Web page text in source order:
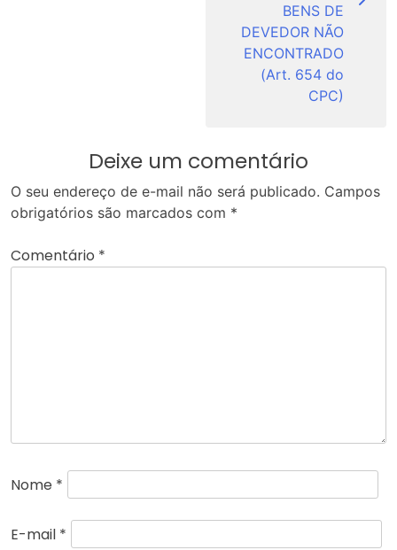
BENS DE
DEVEDOR NÃO
ENCONTRADO
(Art. 654 do
CPC)
Deixe um comentário
O seu endereço de e-mail não será publicado. Campos
obrigatórios são marcados com *
Comentário *
Nome *
E-mail *